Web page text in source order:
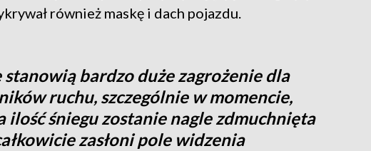
również maskę i dach pojazdu.
stanowią bardzo duże zagrożenie dla
ruchu, szczególnie w momencie,
ilość śniegu zostanie nagle zdmuchnięta
zasłoni pole widzenia